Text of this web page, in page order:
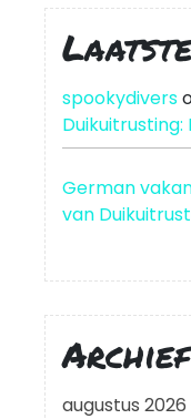
spookydivers
Duikuitrusting:
German
van
Archief
augustus 2026